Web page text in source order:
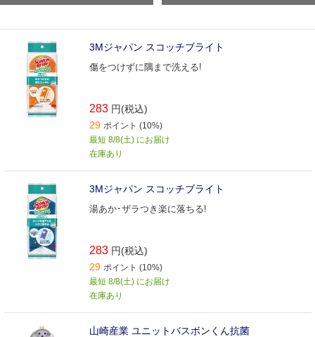
3Mジャパン スコッチブライト
傷をつけずに隅まで洗える!
283 円(税込)
29 ポイント (10%)
最短 8/8(土) にお届け
在庫あり
3Mジャパン スコッチブライト
湯あか･ザラつき楽に落ちる!
283 円(税込)
29 ポイント (10%)
最短 8/8(土) にお届け
在庫あり
山崎産業 ユニットバスボンくん抗菌